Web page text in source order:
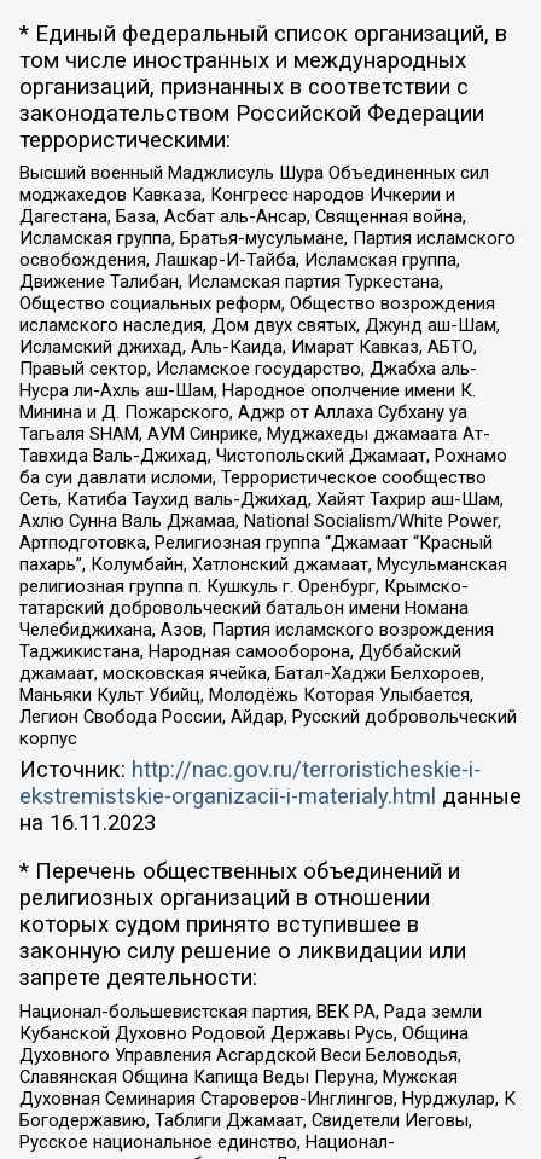
* Единый федеральный список организаций, в
том числе иностранных и международных
организаций, признанных в соответствии с
законодательством Российской Федерации
террористическими:
Высший военный Маджлисуль Шура Объединенных сил
моджахедов Кавказа, Конгресс народов Ичкерии и
Дагестана, База, Асбат аль-Ансар, Священная война,
Исламская группа, Братья-мусульмане, Партия исламского
освобождения, Лашкар-И-Тайба, Исламская группа,
Движение Талибан, Исламская партия Туркестана,
Общество социальных реформ, Общество возрождения
исламского наследия, Дом двух святых, Джунд аш-Шам,
Исламский джихад, Аль-Каида, Имарат Кавказ, АБТО,
Правый сектор, Исламское государство, Джабха аль-
Нусра ли-Ахль аш-Шам, Народное ополчение имени К.
Минина и Д. Пожарского, Аджр от Аллаха Субхану уа
Тагьаля SHAM, АУМ Синрике, Муджахеды джамаата Ат-
Тавхида Валь-Джихад, Чистопольский Джамаат, Рохнамо
ба суи давлати исломи, Террористическое сообщество
Сеть, Катиба Таухид валь-Джихад, Хайят Тахрир аш-Шам,
Ахлю Сунна Валь Джамаа, National Socialism/White Power,
Артподготовка, Религиозная группа “Джамаат “Красный
пахарь”, Колумбайн, Хатлонский джамаат, Мусульманская
религиозная группа п. Кушкуль г. Оренбург, Крымско-
татарский добровольческий батальон имени Номана
Челебиджихана, Азов, Партия исламского возрождения
Таджикистана, Народная самооборона, Дуббайский
джамаат, московская ячейка, Батал-Хаджи Белхороев,
Маньяки Культ Убийц, Молодёжь Которая Улыбается,
Легион Свобода России, Айдар, Русский добровольческий
корпус
Источник: http://nac.gov.ru/terroristicheskie-i-
ekstremistskie-organizacii-i-materialy.html данные
на 16.11.2023
* Перечень общественных объединений и
религиозных организаций в отношении
которых судом принято вступившее в
законную силу решение о ликвидации или
запрете деятельности:
Национал-большевистская партия, ВЕК РА, Рада земли
Кубанской Духовно Родовой Державы Русь, Община
Духовного Управления Асгардской Веси Беловодья,
Славянская Община Капища Веды Перуна, Мужская
Духовная Семинария Староверов-Инглингов, Нурджулар, К
Богодержавию, Таблиги Джамаат, Свидетели Иеговы,
Русское национальное единство, Национал-